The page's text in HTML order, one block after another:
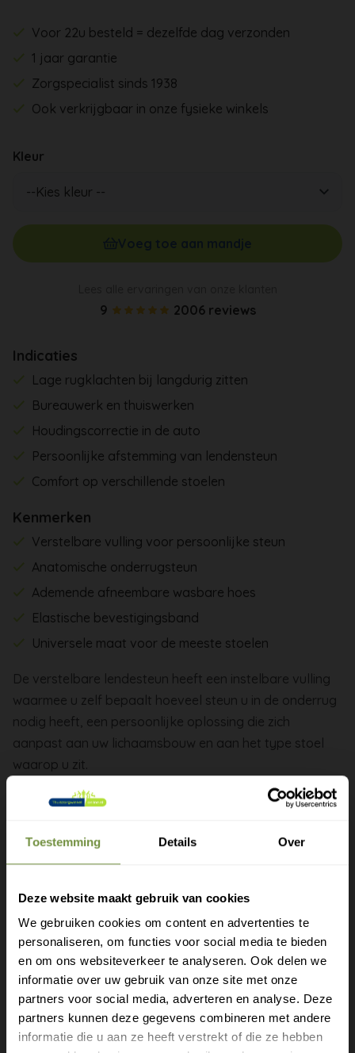
Toestemming Details Over
Deze website maakt gebruik van cookies
We gebruiken cookies om content en advertenties te
personaliseren, om functies voor social media te bieden
en om ons websiteverkeer te analyseren. Ook delen we
informatie over uw gebruik van onze site met onze
partners voor social media, adverteren en analyse. Deze
partners kunnen deze gegevens combineren met andere
informatie die u aan ze heeft verstrekt of die ze hebben
Voor 22u besteld = dezelfde dag verzonden
1 jaar garantie
Zorgspecialist sinds 1938
Ook verkrijgbaar in onze fysieke winkels
Kleur
9 2006 reviews
Indicaties
Lage rugklachten bij langdurig zitten
Bureauwerk en thuiswerken
Houdingscorrectie in de auto
Persoonlijke afstemming van lendensteun
Comfort op verschillende stoelen
Kenmerken
Verstelbare vulling voor persoonlijke steun
Anatomische onderrugsteun
Ademende afneembare wasbare hoes
Elastische bevestigingsband
Universele maat voor de meeste stoelen
De verstelbare lendesteun heeft een instelbare vulling
waarmee u zelf bepaalt hoeveel steun u in de onderrug
nodig heeft, een persoonlijke oplossing die zich
aanpast aan uw lichaamsbouw en aan het type stoel
waarop u zit.
Door een rits of luchtpomp kunt u de vulling van het
lendensteun precies aansluit op uw eigen onderrug. Het
kussen kantelt het bekken licht voorwaarts en houdt de
u op een bureaustoel, in de auto of op de bank zit.
Experimenteer enkele dagen met verschillende
vullingsstanden voordat u uw favoriete instelling kiest,
de juiste hoeveelheid steun voelt na een uur zitten nog
steeds comfortabel.
Bij acute uitstralende pijn in het been is eerst onderzoek
Gratis verzending?
Laat je e-mail achter.
Meld je aan voor onze nieuwsbrief en